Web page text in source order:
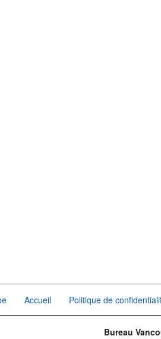
Accueil Politique de
Bureau